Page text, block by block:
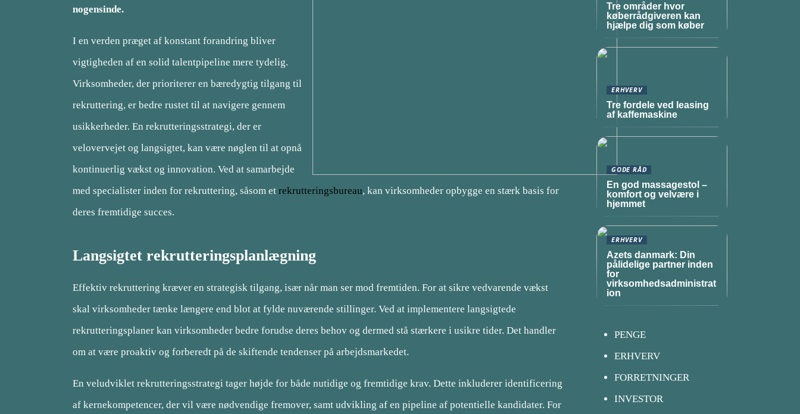
nogensinde.
I en verden præget af konstant forandring bliver
vigtigheden af en solid talentpipeline mere tydelig.
Virksomheder, der prioriterer en bæredygtig tilgang til
rekruttering, er bedre rustet til at navigere gennem
usikkerheder. En rekrutteringsstrategi, der er
velovervejet og langsigtet, kan være nøglen til at opnå
kontinuerlig vækst og innovation. Ved at samarbejde
med specialister inden for rekruttering, såsom et rekrutteringsbureau, kan virksomheder opbygge en stærk basis for
deres fremtidige succes.
Langsigtet rekrutteringsplanlægning
Effektiv rekruttering kræver en strategisk tilgang, især når man ser mod fremtiden. For at sikre vedvarende vækst
skal virksomheder tænke længere end blot at fylde nuværende stillinger. Ved at implementere langsigtede
rekrutteringsplaner kan virksomheder bedre forudse deres behov og dermed stå stærkere i usikre tider. Det handler
om at være proaktiv og forberedt på de skiftende tendenser på arbejdsmarkedet.
En veludviklet rekrutteringsstrategi tager højde for både nutidige og fremtidige krav. Dette inkluderer identificering
af kernekompetencer, der vil være nødvendige fremover, samt udvikling af en pipeline af potentielle kandidater. For
Tre områder hvor
køberrådgiveren kan
hjælpe dig som køber
ERHVERV
Tre fordele ved leasing
af kaffemaskine
GODE RÅD
En god massagestol –
komfort og velvære i
hjemmet
ERHVERV
Azets danmark: Din
pålidelige partner inden
for
virksomhedsadministrat
ion
PENGE
ERHVERV
FORRETNINGER
INVESTOR